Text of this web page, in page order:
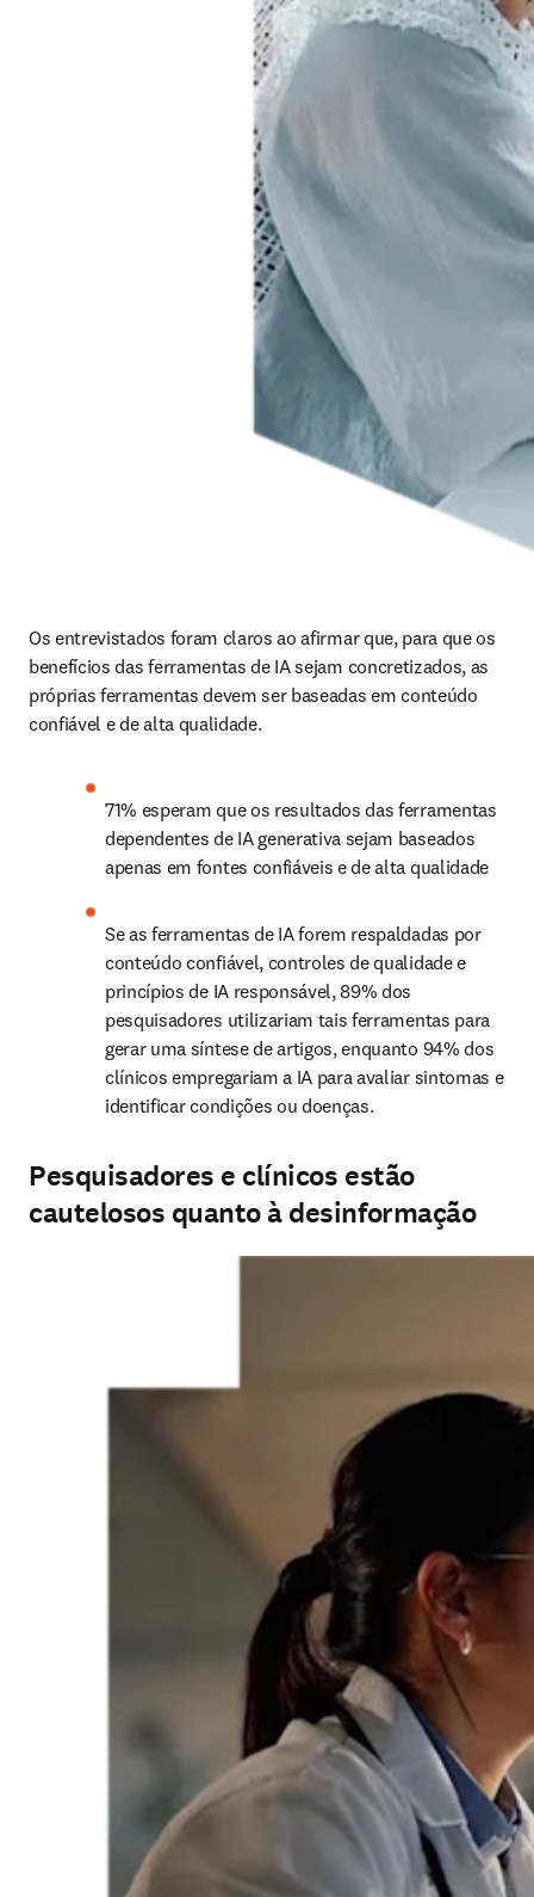
Os entrevistados foram claros ao afirmar que, para que os
benefícios das ferramentas de IA sejam concretizados, as
próprias ferramentas devem ser baseadas em conteúdo
confiável e de alta qualidade.
71% esperam que os resultados das ferramentas
dependentes de IA generativa sejam baseados
apenas em fontes confiáveis e de alta qualidade
Se as ferramentas de IA forem respaldadas por
conteúdo confiável, controles de qualidade e
princípios de IA responsável, 89% dos
pesquisadores utilizariam tais ferramentas para
gerar uma síntese de artigos, enquanto 94% dos
clínicos empregariam a IA para avaliar sintomas e
identificar condições ou doenças.
Pesquisadores e clínicos estão
cautelosos quanto à desinformação